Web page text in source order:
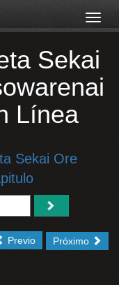
Sekai
Línea
Sekai Ore
Próximo
Previo